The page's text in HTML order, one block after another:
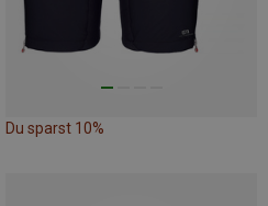
Du sparst 10%